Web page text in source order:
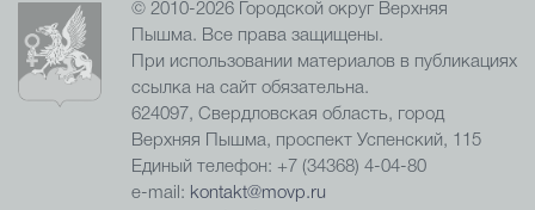
© 2010-2026 Городской округ Верхняя
Пышма. Все права защищены.
При использовании материалов в публикациях
ссылка на сайт обязательна.
624097, Свердловская область, город
Верхняя Пышма, проспект Успенский, 115
Единый телефон: +7 (34368) 4-04-80
e-mail: kontakt@movp.ru